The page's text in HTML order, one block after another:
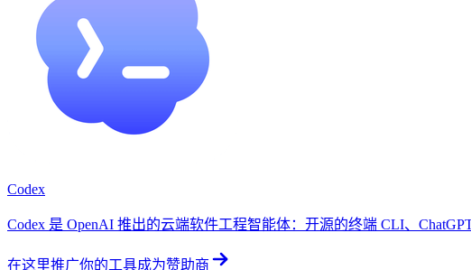
Codex
Codex 是 OpenAI 推出的云端软件工程智能体：开源的终端 CLI、
在这里推广你的工具成为赞助商